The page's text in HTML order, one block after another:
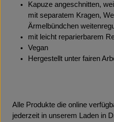
Kapuze angeschnitten,
mit separatem Kragen,
Ärmelbündchen
mit leicht reparierbarem
Vegan
Hergestellt unter fairen
Alle Produkte die online
jederzeit in unserem Laden in